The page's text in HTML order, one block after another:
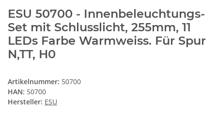
ESU 50700 - Innenbeleuchtungs-
Set mit Schlusslicht, 255mm, 11
LEDs Farbe Warmweiss. Für Spur
N,TT, H0
Artikelnummer: 50700
HAN: 50700
Hersteller: ESU